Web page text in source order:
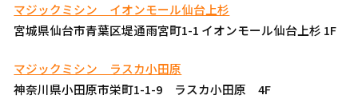
マジックミシン イオンモール仙台上杉
宮城県仙台市青葉区堤通雨宮町1-1 イオンモール仙台上杉 1F
マジックミシン ラスカ小田原
神奈川県小田原市栄町1-1-9 ラスカ小田原 4F